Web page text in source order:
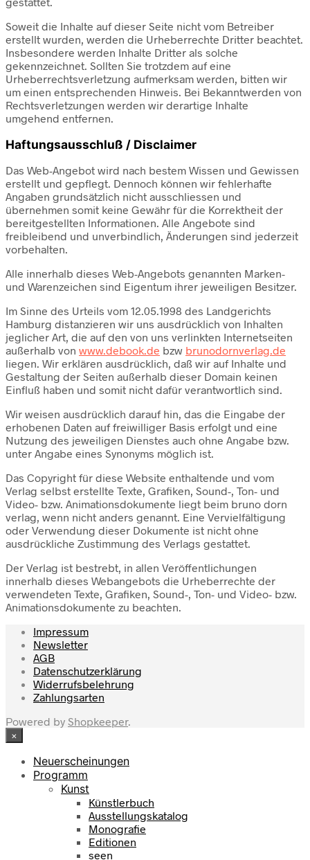
Soweit die Inhalte auf dieser Seite nicht vom Betreiber
erstellt wurden, werden die Urheberrechte Dritter beachtet.
Insbesondere werden Inhalte Dritter als solche
gekennzeichnet. Sollten Sie trotzdem auf eine
Urheberrechtsverletzung aufmerksam werden, bitten wir
um einen entsprechenden Hinweis. Bei Bekanntwerden von
Rechtsverletzungen werden wir derartige Inhalte
umgehend entfernen.
Haftungsausschluß / Disclaimer
Das Web-Angebot wird nach bestem Wissen und Gewissen
erstellt und gepflegt. Dennoch können wir fehlerhafte
Angaben grundsätzlich nicht ausschliessen und
übernehmen somit keine Gewähr für die Korrektheit der
bereitgestellten Informationen. Alle Angebote sind
freibleibend und unverbindlich, Änderungen sind jederzeit
vorbehalten.
Alle innerhalb dieses Web-Angebots genannten Marken-
und Warenzeichen sind Eigentum ihrer jeweiligen Besitzer.
Im Sinne des Urteils vom 12.05.1998 des Landgerichts
Hamburg distanzieren wir uns ausdrücklich von Inhalten
jeglicher Art, die auf den von uns verlinkten Internetseiten
außerhalb von www.debook.de bzw brunodornverlag.de
liegen. Wir erklären ausdrücklich, daß wir auf Inhalte und
Gestaltung der Seiten außerhalb dieser Domain keinen
Einfluß haben und somit nicht dafür verantwortlich sind.
Wir weisen ausdrücklich darauf hin, das die Eingabe der
erhobenen Daten auf freiwilliger Basis erfolgt und eine
Nutzung des jeweiligen Dienstes auch ohne Angabe bzw.
unter Angabe eines Synonyms möglich ist.
Das Copyright für diese Website enthaltende und vom
Verlag selbst erstellte Texte, Grafiken, Sound-, Ton- und
Video- bzw. Animationsdokumente liegt beim bruno dorn
verlag, wenn nicht anders genannt. Eine Vervielfältigung
oder Verwendung dieser Dokumente ist nicht ohne
ausdrückliche Zustimmung des Verlags gestattet.
Der Verlag ist bestrebt, in allen Veröffentlichungen
innerhalb dieses Webangebots die Urheberrechte der
verwendeten Texte, Grafiken, Sound-, Ton- und Video- bzw.
Animationsdokumente zu beachten.
Impressum
Newsletter
AGB
Datenschutzerklärung
Widerrufsbelehrung
Zahlungsarten
Powered by Shopkeeper.
×
Neuerscheinungen
Programm
Kunst
Künstlerbuch
Ausstellungskatalog
Monografie
Editionen
seen